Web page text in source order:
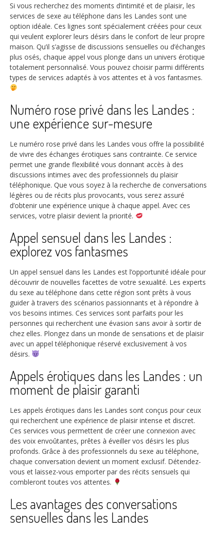
Si vous recherchez des moments d’intimité et de plaisir, les
services de sexe au téléphone dans les Landes sont une
option idéale. Ces lignes sont spécialement créées pour ceux
qui veulent explorer leurs désirs dans le confort de leur propre
maison. Qu’il s’agisse de discussions sensuelles ou d’échanges
plus osés, chaque appel vous plonge dans un univers érotique
totalement personnalisé. Vous pouvez choisir parmi différents
types de services adaptés à vos attentes et à vos fantasmes.
Numéro rose privé dans les Landes :
une expérience sur-mesure
Le numéro rose privé dans les Landes vous offre la possibilité
de vivre des échanges érotiques sans contrainte. Ce service
permet une grande flexibilité vous donnant accès à des
discussions intimes avec des professionnels du plaisir
téléphonique. Que vous soyez à la recherche de conversations
légères ou de récits plus provocants, vous serez assuré
d’obtenir une expérience unique à chaque appel. Avec ces
services, votre plaisir devient la priorité.
Appel sensuel dans les Landes :
explorez vos fantasmes
Un appel sensuel dans les Landes est l’opportunité idéale pour
découvrir de nouvelles facettes de votre sexualité. Les experts
du sexe au téléphone dans cette région sont prêts à vous
guider à travers des scénarios passionnants et à répondre à
vos besoins intimes. Ces services sont parfaits pour les
personnes qui recherchent une évasion sans avoir à sortir de
chez elles. Plongez dans un monde de sensations et de plaisir
avec un appel téléphonique réservé exclusivement à vos
désirs.
Appels érotiques dans les Landes : un
moment de plaisir garanti
Les appels érotiques dans les Landes sont conçus pour ceux
qui recherchent une expérience de plaisir intense et discret.
Ces services vous permettent de créer une connexion avec
des voix envoûtantes, prêtes à éveiller vos désirs les plus
profonds. Grâce à des professionnels du sexe au téléphone,
chaque conversation devient un moment exclusif. Détendez-
vous et laissez-vous emporter par des récits sensuels qui
combleront toutes vos attentes.
Les avantages des conversations
sensuelles dans les Landes